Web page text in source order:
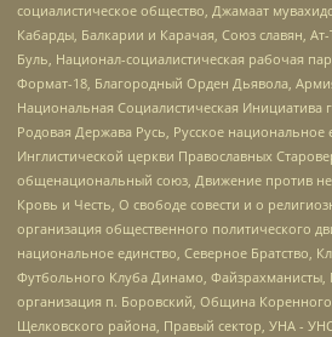
социалистическое общество, Джамаат
Кабарды, Балкарии и Карачая, Союз славян,
Буль, Национал-социалистическая рабочая
Формат-18, Благородный Орден Дьявола,
Национальная Социалистическая Инициатива
Родовая Держава Русь, Русское национальное
Инглистической церкви Православных
общенациональный союз, Движение против
Кровь и Честь, О свободе совести и о
организация общественного политического
национальное единство, Северное Братство,
Футбольного Клуба Динамо, Файзрахманисты,
организация п. Боровский, Община Коренного
Щелковского района, Правый сектор, УНА -